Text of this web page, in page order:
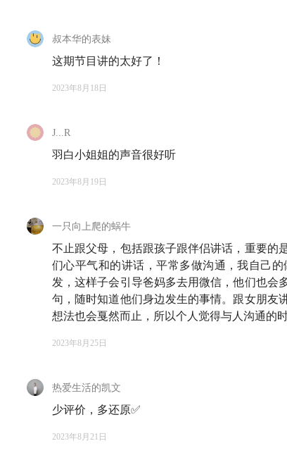
Part 1 迷思：人为什么更相信骗子？
07:01重新认识欺诈：
10:31文化产权交易所又是啥？不成熟市场里的炒
12:28根据天楠过往的经验，骗局都是怎么找上门
Part 2 欺诈的本质：草台班子的黄金时代
15:06 「人并没有清晰的自我认知，但参与欺诈的
16:20 ✨ 本期必听部分！受骗和教育程度无关，但
有关
本质是避险」
26:05
叔本华的表妹
这期节目讲的太好了！
2023年8月18日
J...R
羽白小姐姐的声音很好听
2023年8月19日
一只向上爬的蜗牛
不止跟父母，包括跟孩子跟伴侣讲话，重要的
们心平气和的讲话，平常多做沟通，我自己
发，这样子会引导爸妈多去用微信，他们也会
句，随时知道他们身边发生的事情。跟女朋友
想法也会戛然而止，所以个人觉得与人沟通的
2023年8月25日
热爱生活的凯文
少评价，多还原✅
2023年8月21日